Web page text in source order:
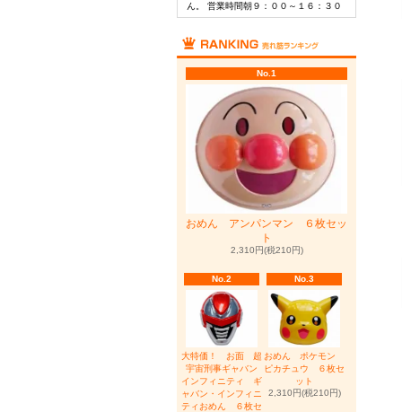
ん。 営業時間朝９：００～１６：３０
No.1
おめん アンパンマン ６枚セッ
ト
2,310円(税210円)
No.2
大特価！ お面 超
宇宙刑事ギャバン
インフィニティ ギ
ャバン・インフィニ
ティおめん ６枚セ
No.3
おめん ポケモン
ピカチュウ ６枚セ
ット
2,310円(税210円)